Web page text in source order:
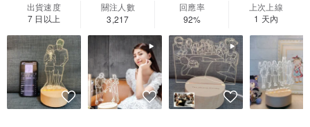
出貨速度
7 日以上
關注人數
3,217
回應率
92%
上次上線
1 天內